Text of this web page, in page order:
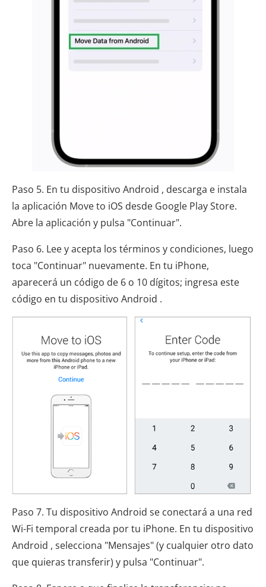
Paso 5. En tu dispositivo Android , descarga e instala
la aplicación Move to iOS desde Google Play Store.
Abre la aplicación y pulsa "Continuar".
Paso 6. Lee y acepta los términos y condiciones, luego
toca "Continuar" nuevamente. En tu iPhone,
aparecerá un código de 6 o 10 dígitos; ingresa este
código en tu dispositivo Android .
Paso 7. Tu dispositivo Android se conectará a una red
Wi-Fi temporal creada por tu iPhone. En tu dispositivo
Android , selecciona "Mensajes" (y cualquier otro dato
que quieras transferir) y pulsa "Continuar".